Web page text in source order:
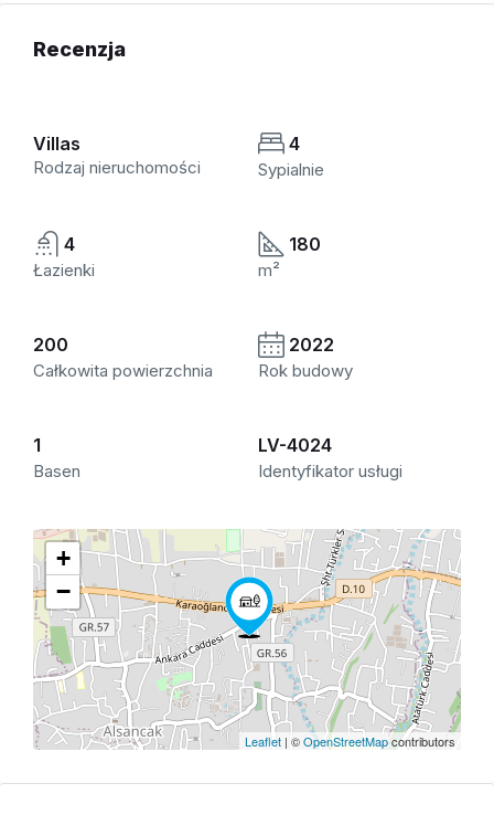
Recenzja
Villas
Rodzaj nieruchomości
4
Sypialnie
4
Łazienki
180
m²
200
Całkowita powierzchnia
2022
Rok budowy
1
Basen
LV-4024
Identyfikator usługi
+
−
Leaflet | ©OpenStreetMapcontributors